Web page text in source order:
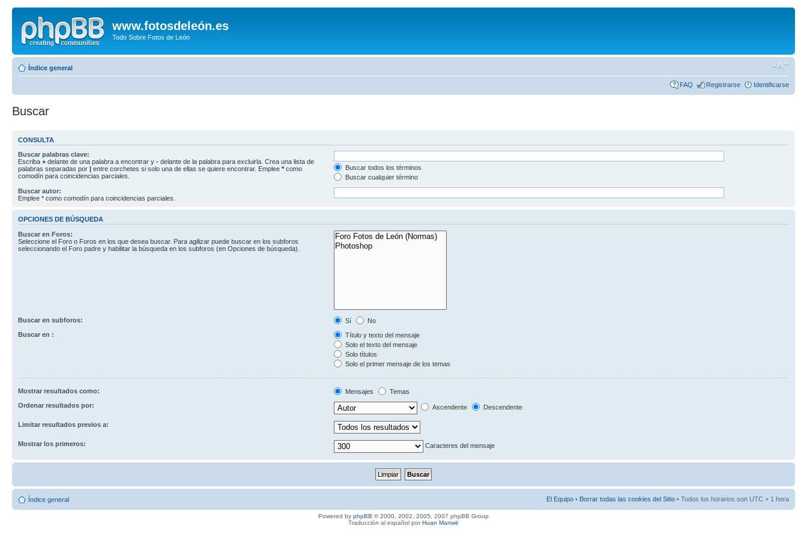
www.fotosdeleón.es
Todo Sobre Fotos de León
Índice general
FAQ Registrarse Identificarse
Buscar
CONSULTA
Buscar palabras clave:
Escriba + delante de una palabra a encontrar y - delante de la palabra para excluirla. Crea una lista de
palabras separadas por | entre corchetes si solo una de ellas se quiere encontrar. Emplee * como
comodín para coincidencias parciales.
Buscar todos los términos
Buscar cualquier término
Buscar autor:
Emplee * como comodín para coincidencias parciales.
OPCIONES DE BÚSQUEDA
Buscar en Foros:
Seleccione el Foro o Foros en los que desea buscar. Para agilizar puede buscar en los subforos
seleccionando el Foro padre y habilitar la búsqueda en los subforos (en Opciones de búsqueda).
Buscar en subforos: Sí
No
Buscar en :
Título y texto del mensaje
Solo el texto del mensaje
Solo títulos
Solo el primer mensaje de los temas
Mostrar resultados como: Mensajes
Temas
Ordenar resultados por:
Ascendente Descendente
Limitar resultados previos a:
Mostrar los primeros: Caracteres del mensaje
Índice general El Equipo • Borrar todas las cookies del Sitio • Todos los horarios son UTC + 1 hora
Powered by phpBB © 2000, 2002, 2005, 2007 phpBB Group
Traducción al español porHuan Manwë